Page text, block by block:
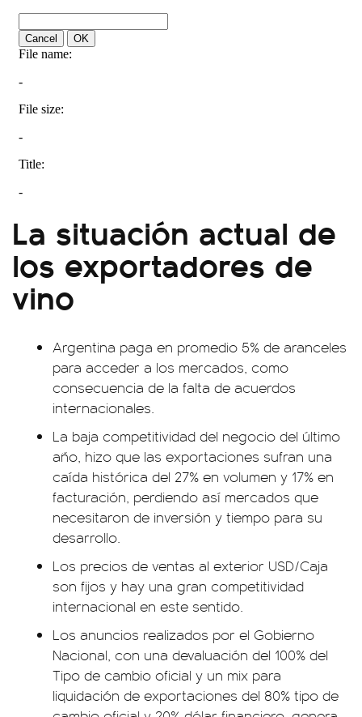
La situación actual de
los exportadores de
vino
Argentina paga en promedio 5% de aranceles
para acceder a los mercados, como
consecuencia de la falta de acuerdos
internacionales.
La baja competitividad del negocio del último
año, hizo que las exportaciones sufran una
caída histórica del 27% en volumen y 17% en
facturación, perdiendo así mercados que
necesitaron de inversión y tiempo para su
desarrollo.
Los precios de ventas al exterior USD/Caja
son fijos y hay una gran competitividad
internacional en este sentido.
Los anuncios realizados por el Gobierno
Nacional, con una devaluación del 100% del
Tipo de cambio oficial y un mix para
liquidación de exportaciones del 80% tipo de